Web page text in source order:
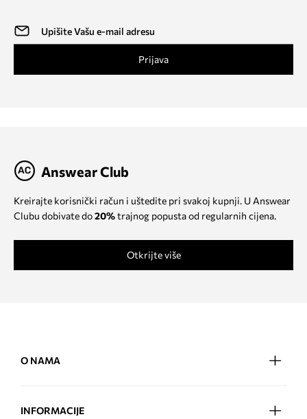
Prijava
Answear Club
Kreirajte korisnički račun i uštedite pri svakoj kupnji. U Answear
Clubu dobivate do20%trajnog popusta od regularnih cijena.
Otkrijte više
O NAMA
INFORMACIJE